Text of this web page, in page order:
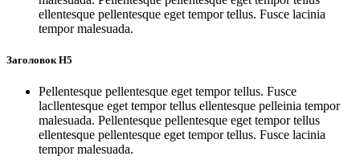
ellentesque pellentesque eget tempor tellus. Fusce lacinia
tempor malesuada.
Заголовок H5
Pellentesque pellentesque eget tempor tellus. Fusce
lacllentesque eget tempor tellus ellentesque pelleinia tempor
malesuada. Pellentesque pellentesque eget tempor tellus
ellentesque pellentesque eget tempor tellus. Fusce lacinia
tempor malesuada.